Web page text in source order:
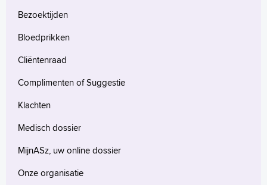
Bezoektijden
Bloedprikken
Cliëntenraad
Complimenten of Suggestie
Klachten
Medisch dossier
MijnASz, uw online dossier
Onze organisatie